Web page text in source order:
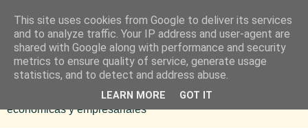
Diario especializado en noticias
económicas y empresariales
This site uses cookies from Google to deliver its services
and to analyze traffic. Your IP address and user-agent are
shared with Google along with performance and security
metrics to ensure quality of service, generate usage
statistics, and to detect and address abuse.
LEARN MORE GOT IT